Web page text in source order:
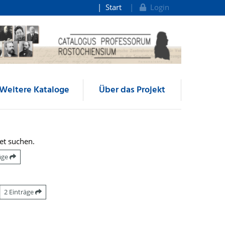
Start Login
Kataloge Über das Projekt
suchen.
2 Einträge